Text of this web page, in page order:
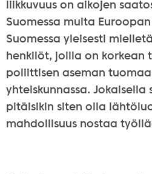
liikkuvuus on aikojen
Suomessa muita
Suomessa yleisesti
henkilöt, joilla on korkean
poliittisen aseman
yhteiskunnassa. Jokaisella
pitäisikin siten olla
mahdollisuus nostaa